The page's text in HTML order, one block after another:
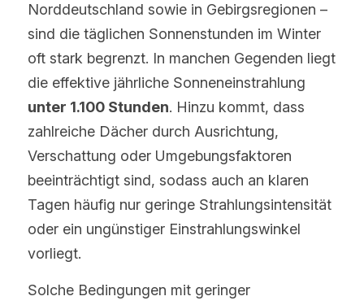
Norddeutschland sowie in Gebirgsregionen –
sind die täglichen Sonnenstunden im Winter
oft stark begrenzt. In manchen Gegenden liegt
unter 1.100 Stunden. Hinzu kommt, dass
zahlreiche Dächer durch Ausrichtung,
Verschattung oder Umgebungsfaktoren
beeinträchtigt sind, sodass auch an klaren
Tagen häufig nur geringe Strahlungsintensität
oder ein ungünstiger Einstrahlungswinkel
vorliegt.
Solche Bedingungen mit geringer